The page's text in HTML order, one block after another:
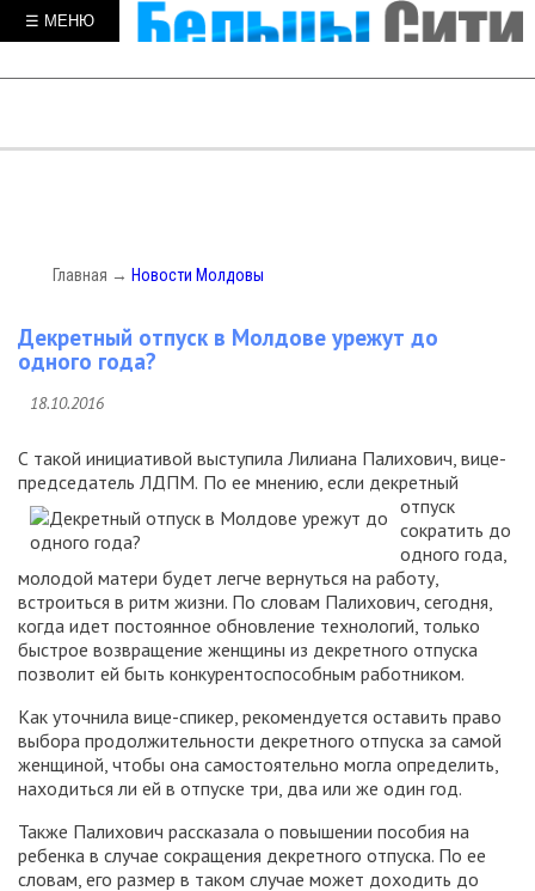
☰ МЕНЮ
Главная → Новости Молдовы
Декретный отпуск в Молдове урежут до
одного года?
18.10.2016
С такой инициативой выступила Лилиана Палихович, вице-
председатель ЛДПМ. По ее мнению, если декретный
отпуск
сократить до
одного года,
молодой матери будет легче вернуться на работу,
встроиться в ритм жизни. По словам Палихович, сегодня,
когда идет постоянное обновление технологий, только
быстрое возвращение женщины из декретного отпуска
позволит ей быть конкурентоспособным работником.
Как уточнила вице-спикер, рекомендуется оставить право
выбора продолжительности декретного отпуска за самой
женщиной, чтобы она самостоятельно могла определить,
находиться ли ей в отпуске три, два или же один год.
Также Палихович рассказала о повышении пособия на
ребенка в случае сокращения декретного отпуска. По ее
словам, его размер в таком случае может доходить до